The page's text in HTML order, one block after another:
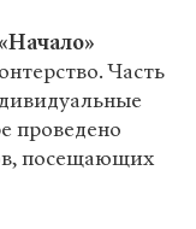
Часть
проведено
посещающих